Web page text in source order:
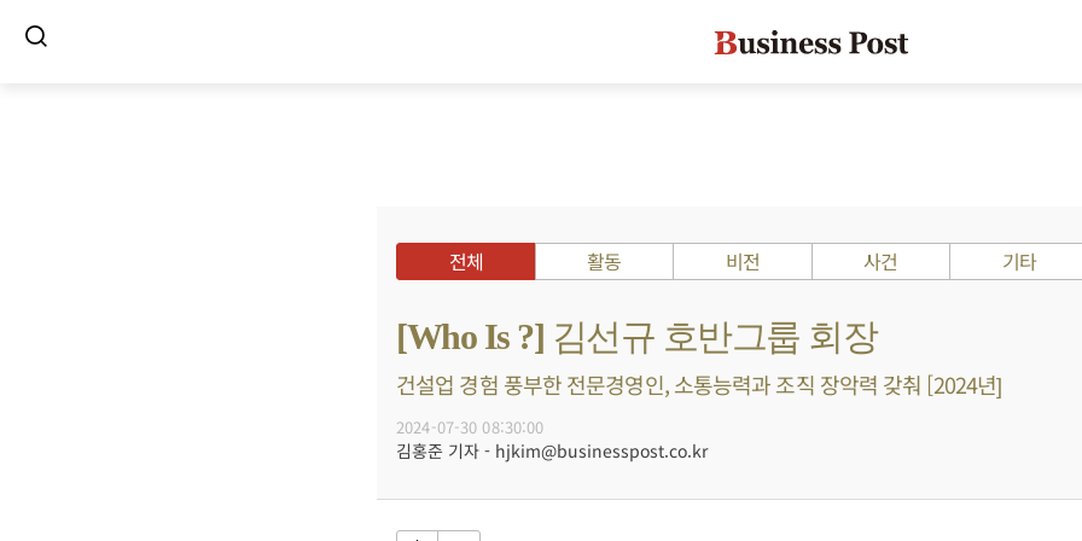
전체 활동 비전 사건 기타
[Who Is ?] 김선규 호반그룹 회장
건설업 경험 풍부한 전문경영인, 소통능력과 조직 장악력 갖춰 [2024년]
2024-07-30 08:30:00
김홍준 기자 - hjkim@businesspost.co.kr